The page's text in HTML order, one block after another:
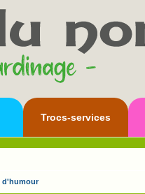
Trocs-services
d'humour